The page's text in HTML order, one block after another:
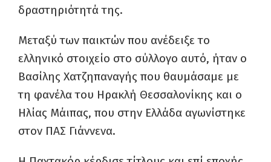
δραστηριότητά της.
Μεταξύ των παικτών που ανέδειξε το
ελληνικό στοιχείο στο σύλλογο αυτό, ήταν ο
Βασίλης Χατζηπαναγής που θαυμάσαμε με
τη φανέλα του Ηρακλή Θεσσαλονίκης και ο
Ηλίας Μάιπας, που στην Ελλάδα αγωνίστηκε
στον ΠΑΣ Γιάννενα.